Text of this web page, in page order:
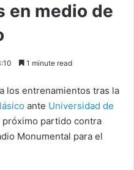
en medio de
1 minute read
los entrenamientos tras la
ante Universidad de
próximo partido contra
Monumental para el